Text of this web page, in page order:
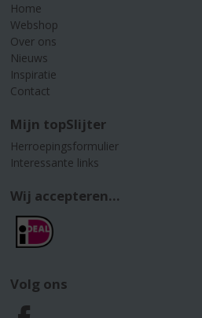
Home
Webshop
Over ons
Nieuws
Inspiratie
Contact
Mijn topSlijter
Herroepingsformulier
Interessante links
Wij accepteren...
Volg ons